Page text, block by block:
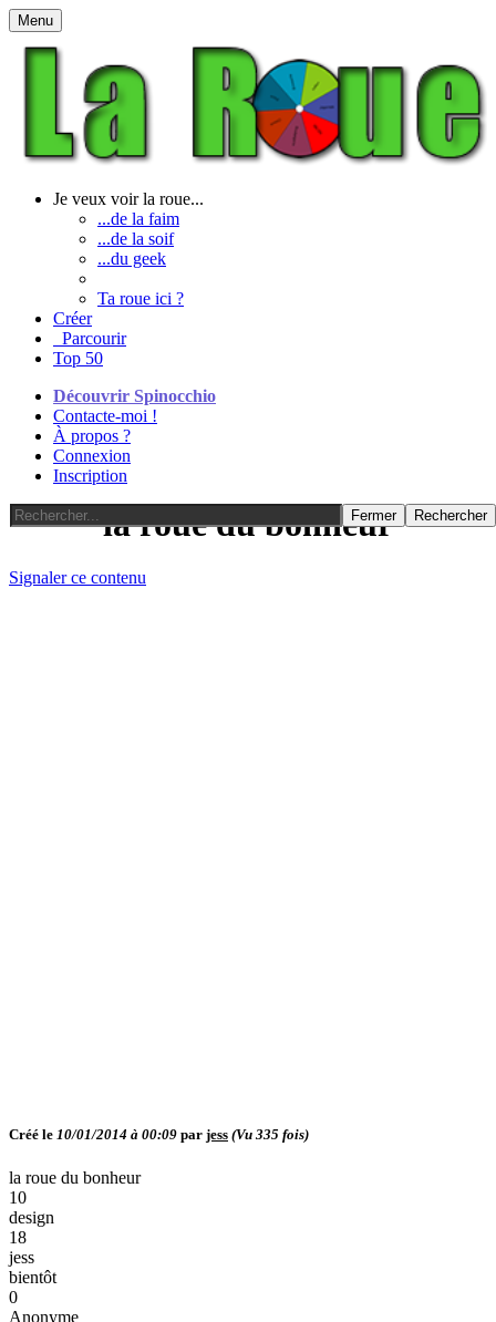
Menu
Je veux voir la roue...
...de la faim
...de la soif
...du geek
Ta roue ici ?
Créer
Parcourir
Top 50
Découvrir Spinocchio
Contacte-moi !
À propos ?
Connexion
Inscription
Fermer Rechercher
la roue du bonheur
Signaler ce contenu
Créé le 10/01/2014 à 00:09 par jess (Vu 335 fois)
la roue du bonheur
10
design
18
jess
bientôt
0
Anonyme